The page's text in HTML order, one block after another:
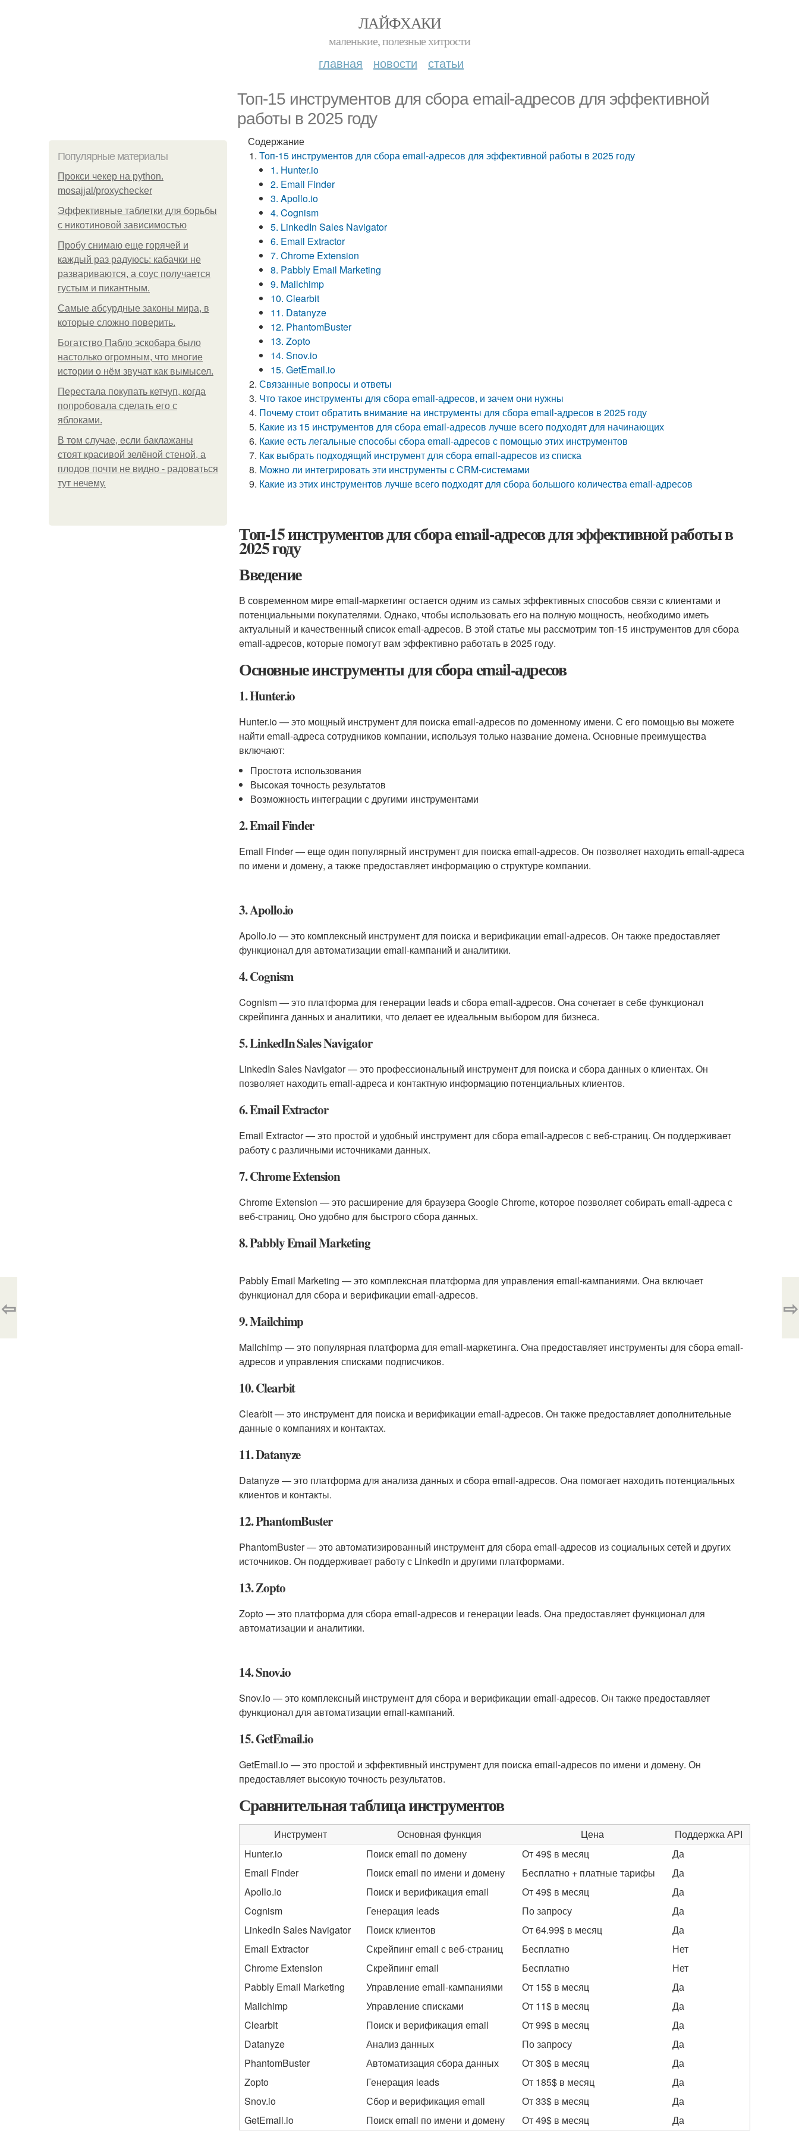
ЛАЙФХАКИ
маленькие, полезные хитрости
главная новости статьи
Топ-15 инструментов для сбора email-адресов для эффективной
работы в 2025 году
Популярные материалы
Прокси чекер на python.
mosajjal/proxychecker
Эффективные таблетки для борьбы
с никотиновой зависимостью
Пробу снимаю еще горячей и
каждый раз радуюсь: кабачки не
развариваются, а соус получается
густым и пикантным.
Самые абсурдные законы мира, в
которые сложно поверить.
Богатство Пабло эскобара было
настолько огромным, что многие
истории о нём звучат как вымысел.
Перестала покупать кетчуп, когда
попробовала сделать его с
яблоками.
В том случае, если баклажаны
стоят красивой зелёной стеной, а
плодов почти не видно - радоваться
тут нечему.
Содержание
Топ-15 инструментов для сбора email-адресов для эффективной работы в 2025 году
1. Hunter.io
2. Email Finder
3. Apollo.io
4. Cognism
5. LinkedIn Sales Navigator
6. Email Extractor
7. Chrome Extension
8. Pabbly Email Marketing
9. Mailchimp
10. Clearbit
11. Datanyze
12. PhantomBuster
13. Zopto
14. Snov.io
15. GetEmail.io
Связанные вопросы и ответы
Что такое инструменты для сбора email-адресов, и зачем они нужны
Почему стоит обратить внимание на инструменты для сбора email-адресов в 2025 году
Какие из 15 инструментов для сбора email-адресов лучше всего подходят для начинающих
Какие есть легальные способы сбора email-адресов с помощью этих инструментов
Как выбрать подходящий инструмент для сбора email-адресов из списка
Можно ли интегрировать эти инструменты с CRM-системами
Какие из этих инструментов лучше всего подходят для сбора большого количества email-адресов
Топ-15 инструментов для сбора email-адресов для эффективной работы в
2025 году
Введение
В современном мире email-маркетинг остается одним из самых эффективных способов связи с клиентами и
потенциальными покупателями. Однако, чтобы использовать его на полную мощность, необходимо иметь
актуальный и качественный список email-адресов. В этой статье мы рассмотрим топ-15 инструментов для сбора
email-адресов, которые помогут вам эффективно работать в 2025 году.
Основные инструменты для сбора email-адресов
1. Hunter.io
Hunter.io — это мощный инструмент для поиска email-адресов по доменному имени. С его помощью вы можете
найти email-адреса сотрудников компании, используя только название домена. Основные преимущества
включают:
Простота использования
Высокая точность результатов
Возможность интеграции с другими инструментами
2. Email Finder
Email Finder — еще один популярный инструмент для поиска email-адресов. Он позволяет находить email-адреса
по имени и домену, а также предоставляет информацию о структуре компании.
3. Apollo.io
Apollo.io — это комплексный инструмент для поиска и верификации email-адресов. Он также предоставляет
функционал для автоматизации email-кампаний и аналитики.
4. Cognism
Cognism — это платформа для генерации leads и сбора email-адресов. Она сочетает в себе функционал
скрейпинга данных и аналитики, что делает ее идеальным выбором для бизнеса.
5. LinkedIn Sales Navigator
LinkedIn Sales Navigator — это профессиональный инструмент для поиска и сбора данных о клиентах. Он
позволяет находить email-адреса и контактную информацию потенциальных клиентов.
6. Email Extractor
Email Extractor — это простой и удобный инструмент для сбора email-адресов с веб-страниц. Он поддерживает
работу с различными источниками данных.
7. Chrome Extension
Chrome Extension — это расширение для браузера Google Chrome, которое позволяет собирать email-адреса с
веб-страниц. Оно удобно для быстрого сбора данных.
8. Pabbly Email Marketing
Pabbly Email Marketing — это комплексная платформа для управления email-кампаниями. Она включает
функционал для сбора и верификации email-адресов.
9. Mailchimp
Mailchimp — это популярная платформа для email-маркетинга. Она предоставляет инструменты для сбора email-
адресов и управления списками подписчиков.
10. Clearbit
Clearbit — это инструмент для поиска и верификации email-адресов. Он также предоставляет дополнительные
данные о компаниях и контактах.
11. Datanyze
Datanyze — это платформа для анализа данных и сбора email-адресов. Она помогает находить потенциальных
клиентов и контакты.
12. PhantomBuster
PhantomBuster — это автоматизированный инструмент для сбора email-адресов из социальных сетей и других
источников. Он поддерживает работу с LinkedIn и другими платформами.
13. Zopto
Zopto — это платформа для сбора email-адресов и генерации leads. Она предоставляет функционал для
автоматизации и аналитики.
14. Snov.io
Snov.io — это комплексный инструмент для сбора и верификации email-адресов. Он также предоставляет
функционал для автоматизации email-кампаний.
15. GetEmail.io
GetEmail.io — это простой и эффективный инструмент для поиска email-адресов по имени и домену. Он
предоставляет высокую точность результатов.
Сравнительная таблица инструментов
Инструмент Основная функция Цена
Поддержка API
Hunter.io
Поиск email по домену От 49$ в месяц
Да
Email Finder
Поиск email по имени и домену Бесплатно + платные тарифы
Да
Apollo.io
Поиск и верификация email От 49$ в месяц
Да
Cognism
Генерация leads По запросу
Да
LinkedIn Sales Navigator
Поиск клиентов От 64.99$ в месяц
Да
Email Extractor
Скрейпинг email с веб-страниц Бесплатно
Нет
Chrome Extension
Скрейпинг email Бесплатно
Нет
Pabbly Email Marketing
Управление email-кампаниями От 15$ в месяц
Да
Mailchimp
Управление списками От 11$ в месяц
Да
Clearbit
Поиск и верификация email От 99$ в месяц
Да
Datanyze
Анализ данных По запросу
Да
PhantomBuster
Автоматизация сбора данных От 30$ в месяц
Да
Zopto
Генерация leads От 185$ в месяц
Да
Snov.io
Сбор и верификация email От 33$ в месяц
Да
GetEmail.io
Поиск email по имени и домену От 49$ в месяц Да
⇦ ⇨